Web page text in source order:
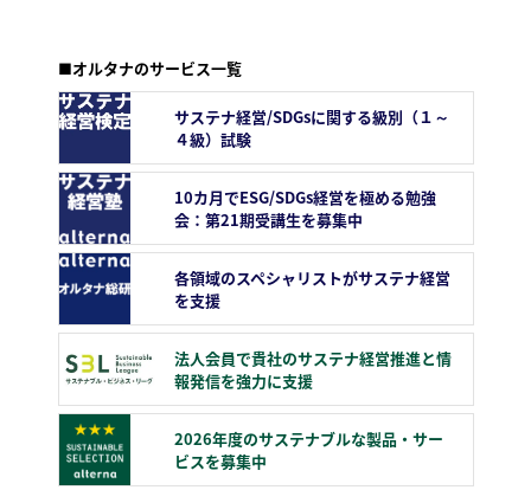
■オルタナのサービス一覧
サステナ経営/SDGsに関する級別（１～
４級）試験
10カ月でESG/SDGs経営を極める勉強
会：第21期受講生を募集中
各領域のスペシャリストがサステナ経営
を支援
法人会員で貴社のサステナ経営推進と情
報発信を強力に支援
2026年度のサステナブルな製品・サー
ビスを募集中